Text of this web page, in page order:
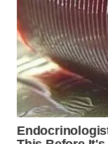
SELATAN
WN
TANJUNG
LESUNG
WN
KARO